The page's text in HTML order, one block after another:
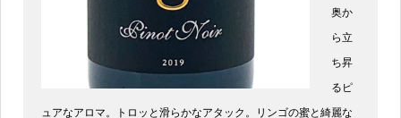
奥か
ら立
ち昇
るピ
ュアなアロマ。トロッと滑らかなアタック。リンゴの蜜と綺麗な